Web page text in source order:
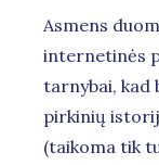
Asmens
internetinės
tarnybai, kad
pirkinių
(taikoma tik